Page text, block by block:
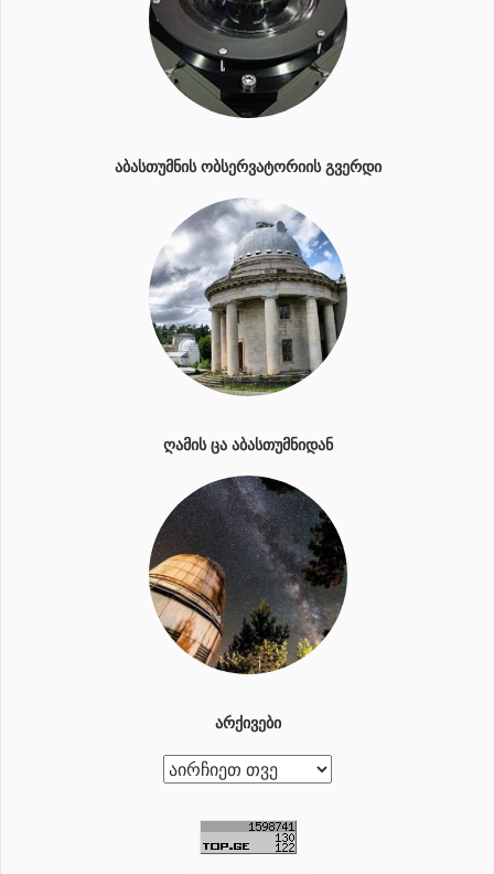
ᲐᲑᲐᲡᲗᲣᲛᲜᲘᲡ ᲝᲑᲡᲔᲠᲕᲐᲢᲝᲠᲘᲘᲡ ᲒᲕᲔᲠᲓᲘ
ᲦᲐᲛᲘᲡ ᲪᲐ ᲐᲑᲐᲡᲗᲣᲛᲜᲘᲓᲐᲜ
ᲐᲠᲥᲘᲕᲔᲑᲘ
ა